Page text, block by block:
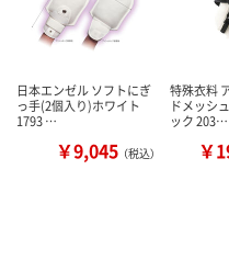
日本エンゼル ソフトにぎ
っ手(2個入り)ホワイト
1793 …
￥9,045 （税込）
特殊衣料
ドメッシ
ック 203…
￥